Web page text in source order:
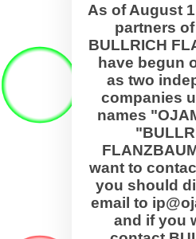
As of August
partners
BULLRICH
have begun
as two
companies
names
want to
you should
email to
and if you